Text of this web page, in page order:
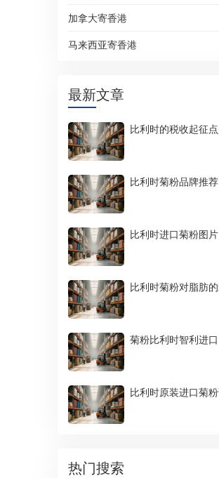
加拿大寄香港
马来西亚寄香港
最新文章
比利时的税收起征
比利时菊粉品牌推荐
比利时进口菊粉图片
比利时菊粉对脂肪
菊粉比利时智利进口
比利时原装进口菊
热门搜索